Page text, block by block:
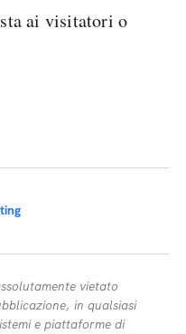
ai visitatori o
vietato
in qualsiasi
e piattaforme di